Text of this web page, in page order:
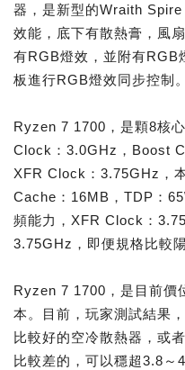
器，是新型的Wraith
效能，底下有散熱膏，風
有RGB燈效，並附有RGB
板進行RGB燈效同步控制。
Ryzen 7 1700，是顆8核
Clock：3.0GHz，Boost
XFR Clock：3.75GHz，
Cache：16MB，TDP：
頻能力，XFR Clock：
3.75GHz，即便規格比較
Ryzen 7 1700，是目前價
本。目前，玩家測試結果
比較好的空冷散熱器，或
比較差的，可以穩超3.8～